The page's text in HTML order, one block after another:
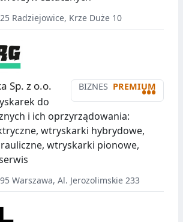
Radziejowice, Krze Duże 10
BIZNES PREMIUM
•••
Sp. z o.o.
do
i ich oprzyrządowania:
wtryskarki hybrydowe,
wtryskarki pionowe,
Warszawa, Al. Jerozolimskie 233